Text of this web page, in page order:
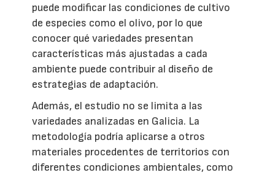
puede modificar las condiciones de cultivo
de especies como el olivo, por lo que
conocer qué variedades presentan
características más ajustadas a cada
ambiente puede contribuir al diseño de
estrategias de adaptación.
Además, el estudio no se limita a las
variedades analizadas en Galicia. La
metodología podría aplicarse a otros
materiales procedentes de territorios con
diferentes condiciones ambientales, como